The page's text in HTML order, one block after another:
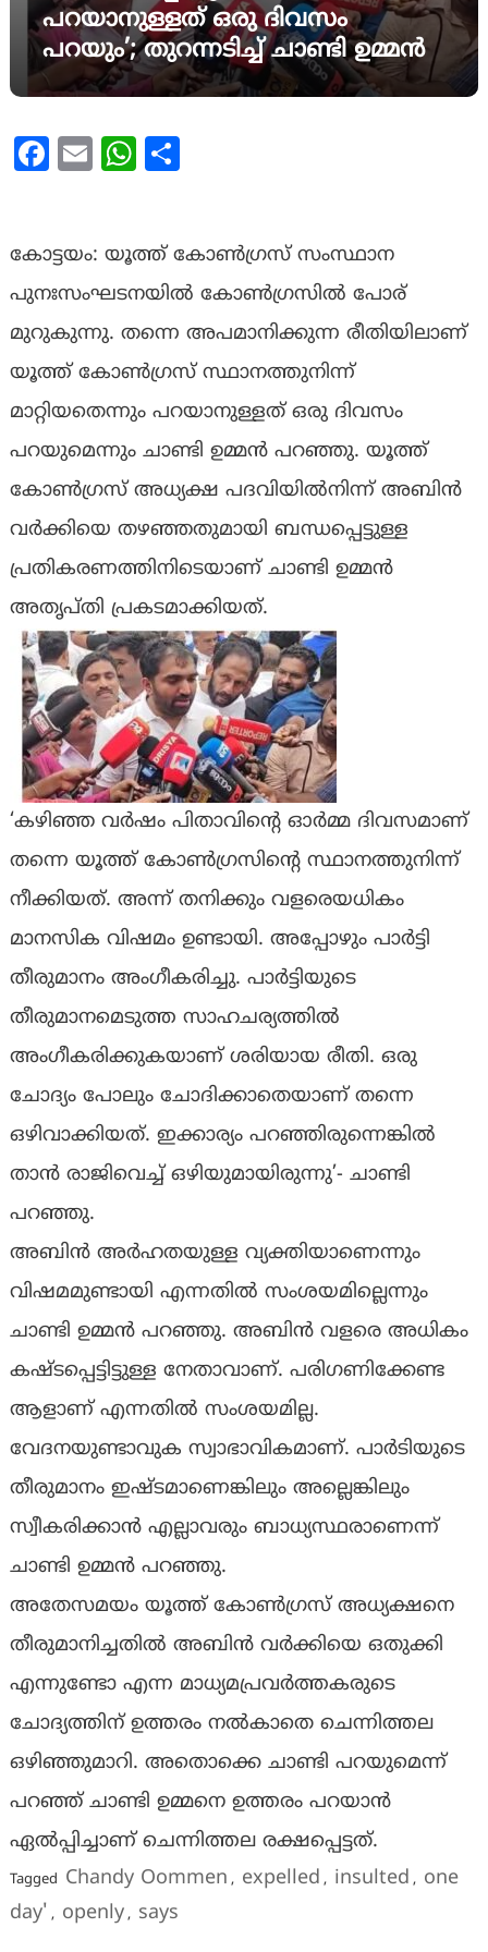
പറയാനുള്ളത് ഒരു ദിവസം
പറയും’; തുറന്നടിച്ച് ചാണ്ടി ഉമ്മൻ
Facebook
Email WhatsApp
കോട്ടയം: യൂത്ത്‌ കോൺഗ്രസ്‌ സംസ്ഥാന
പുനഃസംഘടനയിൽ കോൺഗ്രസിൽ പോര്
മുറുകുന്നു. തന്നെ അപമാനിക്കുന്ന രീതിയിലാണ്
യൂത്ത് കോൺഗ്രസ് സ്ഥാനത്തുനിന്ന്
മാറ്റിയതെന്നും പറയാനുള്ളത് ഒരു ദിവസം
പറയുമെന്നും ചാണ്ടി ഉമ്മൻ പറഞ്ഞു. യൂത്ത്
കോൺഗ്രസ് അധ്യക്ഷ പദവിയിൽനിന്ന് അബിൻ
വർക്കിയെ തഴഞ്ഞതുമായി ബന്ധപ്പെട്ടുള്ള
പ്രതികരണത്തിനിടെയാണ് ചാണ്ടി ഉമ്മൻ
അതൃപ്തി പ്രകടമാക്കിയത്.
‘കഴിഞ്ഞ വർഷം പിതാവിൻ്റെ ഓർമ്മ ദിവസമാണ്
തന്നെ യൂത്ത് കോൺഗ്രസിൻ്റെ സ്ഥാനത്തുനിന്ന്
നീക്കിയത്. അന്ന് തനിക്കും വളരെയധികം
മാനസിക വിഷമം ഉണ്ടായി. അപ്പോഴും പാർട്ടി
തീരുമാനം അംഗീകരിച്ചു. പാർട്ടിയുടെ
തീരുമാനമെടുത്ത സാഹചര്യത്തിൽ
അംഗീകരിക്കുകയാണ് ശരിയായ രീതി. ഒരു
ചോദ്യം പോലും ചോദിക്കാതെയാണ് തന്നെ
ഒഴിവാക്കിയത്. ഇക്കാര്യം പറഞ്ഞിരുന്നെങ്കിൽ
താൻ രാജിവെച്ച് ഒഴിയുമായിരുന്നു’- ചാണ്ടി
പറഞ്ഞു.
അബിൻ അർഹതയുള്ള വ്യക്തിയാണെന്നും
വിഷമമുണ്ടായി എന്നതിൽ സംശയമില്ലെന്നും
ചാണ്ടി ഉമ്മൻ പറഞ്ഞു. അബിൻ വളരെ അധികം
കഷ്ടപ്പെട്ടിട്ടുള്ള നേതാവാണ്. പരി​ഗണിക്കേണ്ട
ആളാണ് എന്നതിൽ സംശയമില്ല.
വേദനയുണ്ടാവുക സ്വാഭാവികമാണ്. പാർടിയുടെ
തീരുമാനം ഇഷ്ടമാണെങ്കിലും അല്ലെങ്കിലും
സ്വീകരിക്കാൻ എല്ലാവരും ബാധ്യസ്ഥരാണെന്ന്
ചാണ്ടി ഉമ്മൻ പറഞ്ഞു.
അതേസമയം യൂത്ത് കോൺ​ഗ്രസ് അധ്യക്ഷനെ
തീരുമാനിച്ചതിൽ അബിൻ വർക്കിയെ ഒതുക്കി
എന്നുണ്ടോ എന്ന മാധ്യമപ്രവർത്തകരുടെ
ചോദ്യത്തിന് ഉത്തരം നൽകാതെ ചെന്നിത്തല
ഒഴിഞ്ഞുമാറി. അതൊക്കെ ചാണ്ടി പറയുമെന്ന്
പറഞ്ഞ് ചാണ്ടി ഉമ്മനെ ഉത്തരം പറയാൻ
ഏൽപ്പിച്ചാണ് ചെന്നിത്തല രക്ഷപ്പെട്ടത്.
Tagged Chandy Oommen , expelled , insulted , one
day' , openly, says